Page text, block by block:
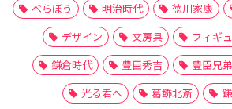
べらぼう
明治時代 徳川家康
デザイン
文房具 フィギ
鎌倉時代
豊臣秀吉 豊臣兄
光る君へ
葛飾北斎